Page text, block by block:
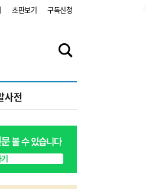
초판보기 구독신청
사전